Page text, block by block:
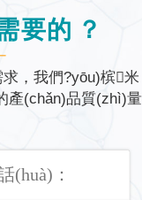
的？
，我們?yōu)槟米
產(chǎn)品質(zhì)量